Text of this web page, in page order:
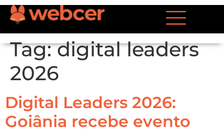
Tag:digital leaders
2026
Digital Leaders 2026:
Goiânia recebe evento